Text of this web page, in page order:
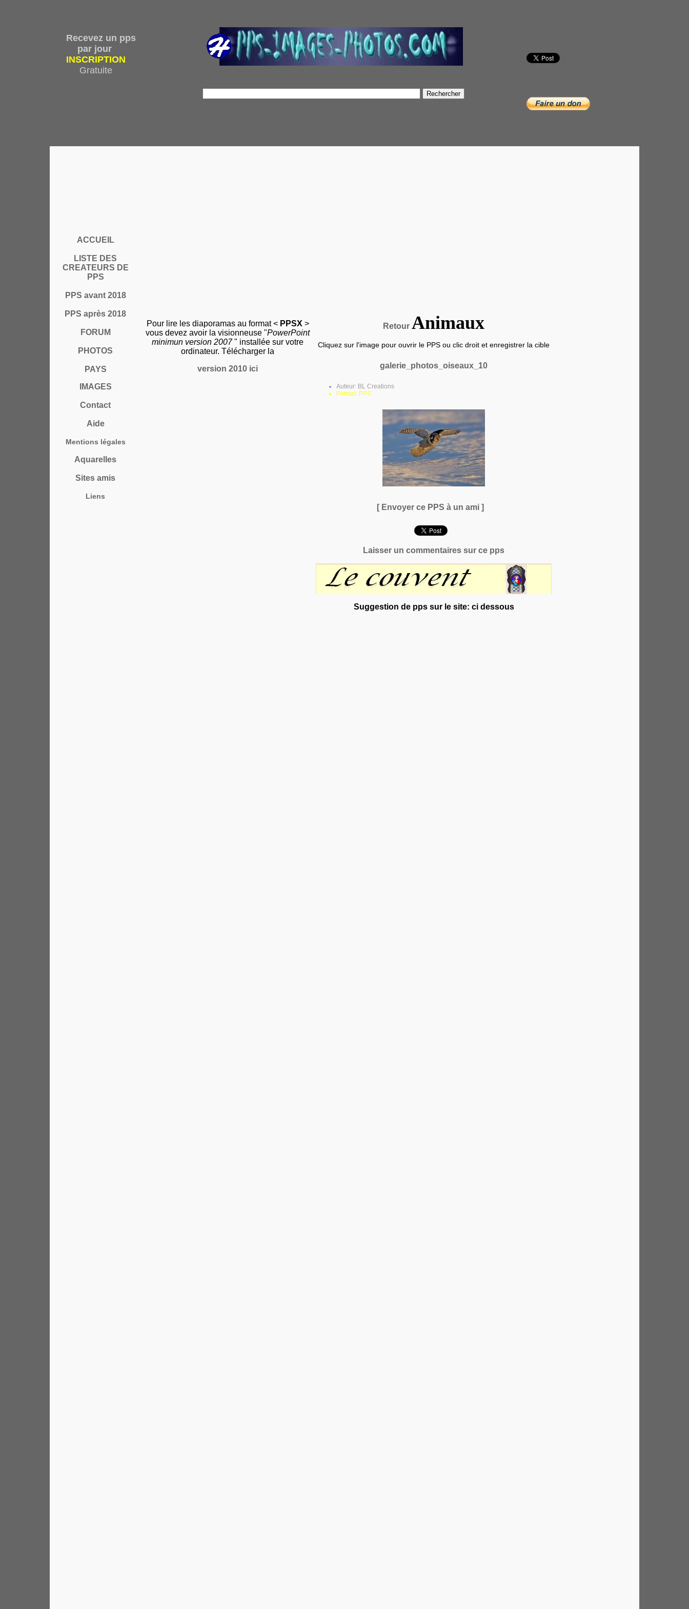
Recevez un pps
par jour
INSCRIPTION
Gratuite
ACCUEIL
LISTE DES
CREATEURS DE
PPS
PPS avant 2018
PPS après 2018
FORUM
PHOTOS
PAYS
IMAGES
Contact
Aide
Mentions légales
Aquarelles
Sites amis
Liens
Pour lire les diaporamas au format < PPSX >
vous devez avoir la visionneuse "PowerPoint
minimun version 2007" installée sur votre
ordinateur. Télécharger la
version 2010 ici
Retour Animaux
Cliquez sur l'image pour ouvrir le PPS ou clic droit et enregistrer la cible
galerie_photos_oiseaux_10
Auteur: BL Creations
Format: PPS
[ Envoyer ce PPS à un ami ]
Laisser un commentaires sur ce pps
Suggestion de pps sur le site: ci dessous